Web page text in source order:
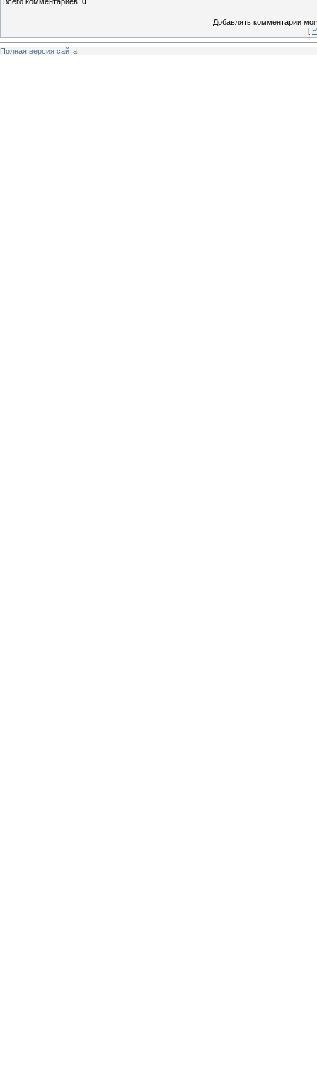
Добавлять комментарии
[
Полная версия сайта